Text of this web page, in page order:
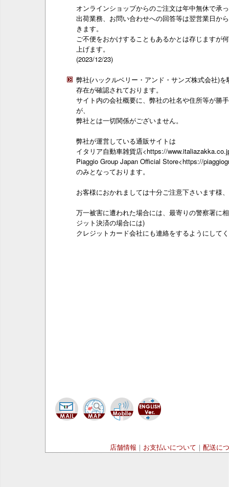
オンラインショップからのご注文は年中無休で承
出荷業務、お問い合わせへの回答等は翌営業日か
きます。
ご不便をおかけすることもあるかとは存じますが
上げます。
(2023/12/23)
弊社(ハックルベリー・アンド・サンズ株式会社)
存在が確認されております。
サイト内の会社概要に、弊社の社名や住所等が勝
が、
弊社とは一切関係がございません。
弊社が運営している通販サイトは
イタリア自動車雑貨店<https://
Piaggio Group Japan Official Store<https://
のみとなっております。
お客様におかれましては十分ご注意下さいます様
万一被害に遭われた場合には、最寄りの警察署に
ジット決済の場合には)
クレジットカード会社にも連絡をするようにして
店舗情報 ｜ お支払いについて ｜ 配送に